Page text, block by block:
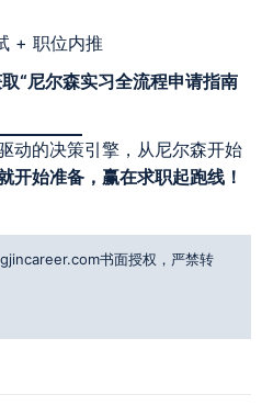
+ 职位内推
“尼尔森实习全流程申请指南
动的决策引擎，从尼尔森开始
开始准备，赢在求职起跑线！
书面授权，严禁转